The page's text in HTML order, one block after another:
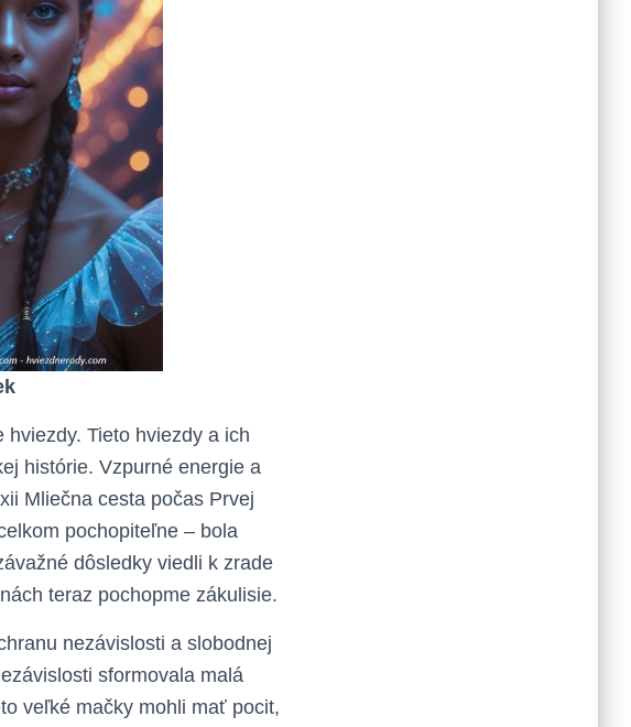
Tieto hviezdy a ich
histórie. Vzpurné energie a
Mliečna cesta počas Prvej
pochopiteľne – bola
dôsledky viedli k zrade
teraz pochopme zákulisie.
nezávislosti a slobodnej
sformovala malá
veľké mačky mohli mať pocit,